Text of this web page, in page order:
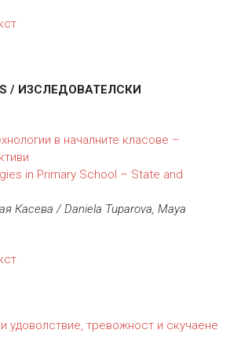
/ ИЗСЛЕДОВАТЕЛСКИ
в началните класове –
in Primary School – State and
Касева / Daniela Tuparova, Maya
удоволствие, тревожност и скучаене